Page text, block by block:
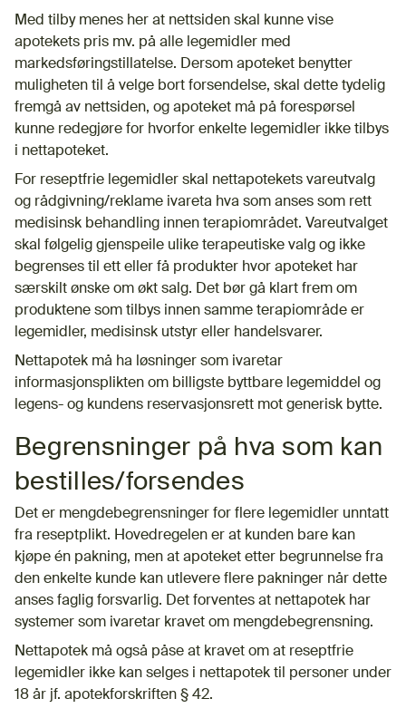
Med tilby menes her at nettsiden skal kunne vise
apotekets pris mv. på alle legemidler med
markedsføringstillatelse. Dersom apoteket benytter
muligheten til å velge bort forsendelse, skal dette tydelig
fremgå av nettsiden, og apoteket må på forespørsel
kunne redegjøre for hvorfor enkelte legemidler ikke tilbys
i nettapoteket.
For reseptfrie legemidler skal nettapotekets vareutvalg
og rådgivning/reklame ivareta hva som anses som rett
medisinsk behandling innen terapiområdet. Vareutvalget
skal følgelig gjenspeile ulike terapeutiske valg og ikke
begrenses til ett eller få produkter hvor apoteket har
særskilt ønske om økt salg. Det bør gå klart frem om
produktene som tilbys innen samme terapiområde er
legemidler, medisinsk utstyr eller handelsvarer.
Nettapotek må ha løsninger som ivaretar
informasjonsplikten om billigste byttbare legemiddel og
legens- og kundens reservasjonsrett mot generisk bytte.
Begrensninger på hva som kan
bestilles/forsendes
Det er mengdebegrensninger for flere legemidler unntatt
fra reseptplikt. Hovedregelen er at kunden bare kan
kjøpe én pakning, men at apoteket etter begrunnelse fra
den enkelte kunde kan utlevere flere pakninger når dette
anses faglig forsvarlig. Det forventes at nettapotek har
systemer som ivaretar kravet om mengdebegrensning.
Nettapotek må også påse at kravet om at reseptfrie
legemidler ikke kan selges i nettapotek til personer under
18 år jf. apotekforskriften § 42.